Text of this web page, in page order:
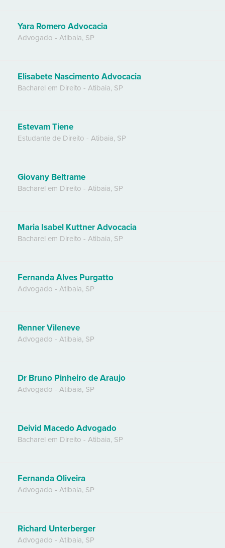
Yara Romero Advocacia
Advogado - Atibaia, SP
Elisabete Nascimento Advocacia
Bacharel em Direito - Atibaia, SP
Estevam Tiene
Estudante de Direito - Atibaia, SP
Giovany Beltrame
Bacharel em Direito - Atibaia, SP
Maria Isabel Kuttner Advocacia
Bacharel em Direito - Atibaia, SP
Fernanda Alves Purgatto
Advogado - Atibaia, SP
Renner Vileneve
Advogado - Atibaia, SP
Dr Bruno Pinheiro de Araujo
Advogado - Atibaia, SP
Deivid Macedo Advogado
Bacharel em Direito - Atibaia, SP
Fernanda Oliveira
Advogado - Atibaia, SP
Richard Unterberger
Advogado - Atibaia, SP